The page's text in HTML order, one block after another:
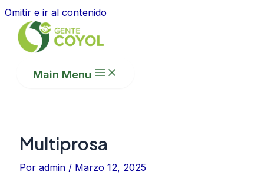
Omitir e ir al contenido
Main Menu
Multiprosa
Poradmin / Marzo 12, 2025